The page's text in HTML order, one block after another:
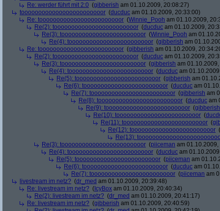
Re: werder führt mit 2:0 (gibberish am 01.10.2009, 20:08:27)
toooooooooooooooooooooooor (ducduc am 01.10.2009, 20:33:00)
Re: toooooooooooooooooooooooor (Winnie_Pooh am 01.10.2009,
Re(2): toooooooooooooooooooooooor (ducduc am 01.10.2009,
Re(3): toooooooooooooooooooooooor (Winnie_Pooh am
Re(4): toooooooooooooooooooooooor (gibberish am
Re: toooooooooooooooooooooooor (gibberish am 01.10.2009,
Re(2): toooooooooooooooooooooooor (ducduc am 01.10.2009,
Re(3): toooooooooooooooooooooooor (gibberish am
Re(4): toooooooooooooooooooooooor (ducduc am
Re(5): toooooooooooooooooooooooor (gibberish am
Re(6): toooooooooooooooooooooooor (ducduc am
Re(7): toooooooooooooooooooooooor (gibberish am
Re(8): toooooooooooooooooooooooor (ducduc am
Re(9): toooooooooooooooooooooooor (gibberish
Re(10): toooooooooooooooooooooooor (
Re(11): toooooooooooooooooooooooor (
Re(12): toooooooooooooooooooooooor (
Re(13):
Re(3): toooooooooooooooooooooooor (piiceman am
Re(4): toooooooooooooooooooooooor (ducduc am
Re(5): toooooooooooooooooooooooor (piiceman am
Re(6): toooooooooooooooooooooooor (ducduc am
Re(7): toooooooooooooooooooooooor (piiceman am
livestream im netz? (dr_med am 01.10.2009, 20:39:48)
Re: livestream im netz? ( IcyBox am 01.10.2009, 20:40:34)
Re(2): livestream im netz? (dr_med am 01.10.2009, 20:41:17)
Re: livestream im netz? (gibberish am 01.10.2009, 20:40:59)